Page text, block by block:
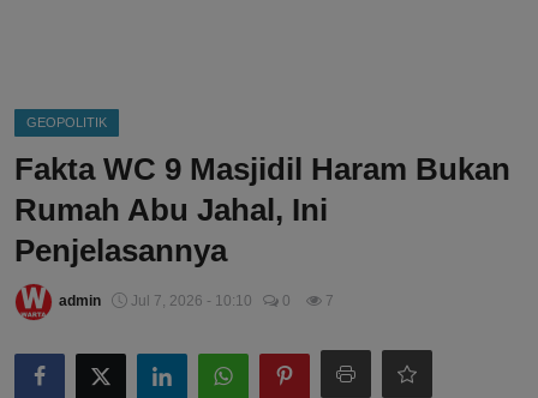
GEOPOLITIK
Fakta WC 9 Masjidil Haram Bukan
Rumah Abu Jahal, Ini
Penjelasannya
admin Jul 7, 2026 - 10:10 0 7